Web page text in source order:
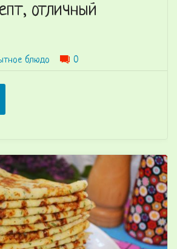
отличный
блюдо 0